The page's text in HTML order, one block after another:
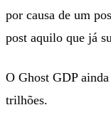
por causa de um
post aquilo que já
O Ghost GDP
trilhões.